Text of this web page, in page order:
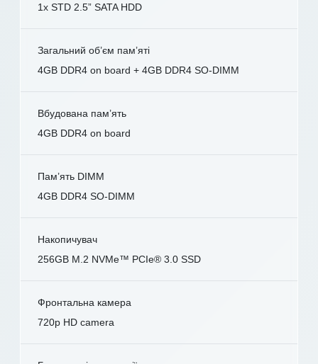
1x STD 2.5” SATA HDD
Загальний об’єм пам’яті
4GB DDR4 on board + 4GB DDR4 SO-DIMM
Вбудована пам’ять
4GB DDR4 on board
Пам’ять DIMM
4GB DDR4 SO-DIMM
Накопичувач
256GB M.2 NVMe™ PCIe® 3.0 SSD
Фронтальна камера
720p HD camera